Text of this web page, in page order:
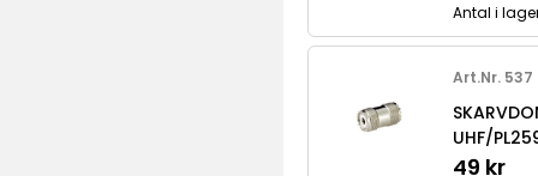
Antal i
Art.Nr. 537
UHF/
49 kr